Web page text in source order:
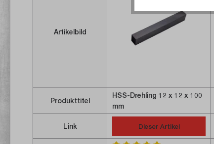
Artikelbild
Produkttitel
HSS-Drehling 12 x 12 x 100
mm
Link Dieser Artikel